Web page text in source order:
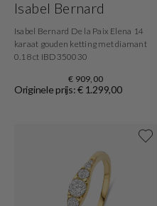
Isabel Bernard
Isabel Bernard De la Paix Elena 14
karaat gouden ketting met diamant
0.18 ct IBD350030
€ 909,00
Originele prijs: € 1.299,00